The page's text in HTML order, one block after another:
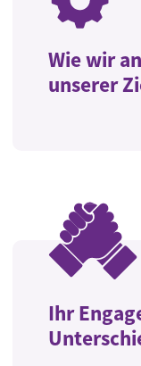
Wie wir
unserer
Ihr